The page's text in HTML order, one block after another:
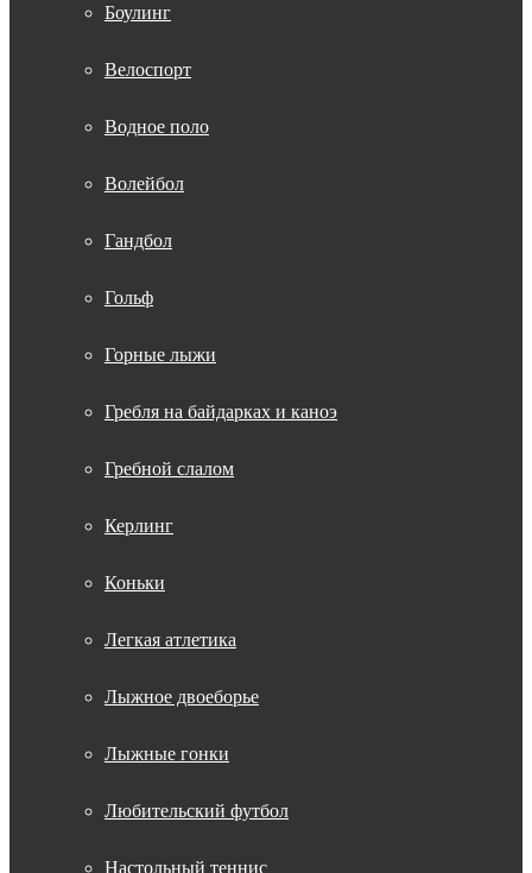
Боулинг
Велоспорт
Водное поло
Волейбол
Гандбол
Гольф
Горные лыжи
Гребля на байдарках и каноэ
Гребной слалом
Керлинг
Коньки
Легкая атлетика
Лыжное двоеборье
Лыжные гонки
Любительский футбол
Настольный теннис